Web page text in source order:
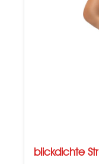
blickdichte